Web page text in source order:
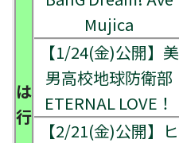
は
行
Mujica
【1/24(金)公開】美
男高校地球防衛部
ETERNAL LOVE！
【2/21(金)公開】ヒ